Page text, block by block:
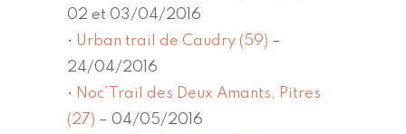
02 et 03/04/2016
• Urban trail de Caudry (59) –
24/04/2016
• Noc’Trail des Deux Amants, Pitres
(27) – 04/05/2016